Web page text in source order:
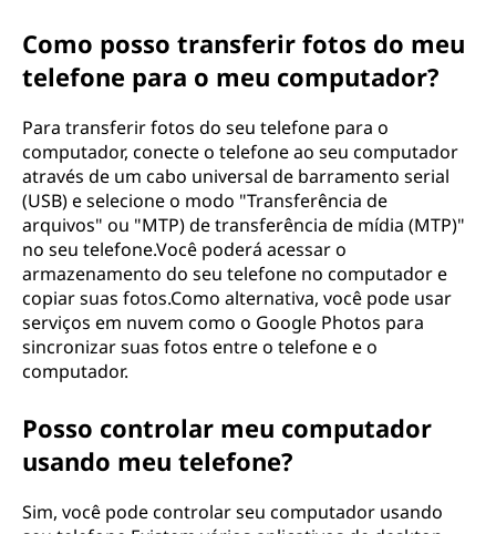
Como posso transferir fotos do meu
telefone para o meu computador?
Para transferir fotos do seu telefone para o
computador, conecte o telefone ao seu computador
através de um cabo universal de barramento serial
(USB) e selecione o modo "Transferência de
arquivos" ou "MTP) de transferência de mídia (MTP)"
no seu telefone.Você poderá acessar o
armazenamento do seu telefone no computador e
copiar suas fotos.Como alternativa, você pode usar
serviços em nuvem como o Google Photos para
sincronizar suas fotos entre o telefone e o
computador.
Posso controlar meu computador
usando meu telefone?
Sim, você pode controlar seu computador usando